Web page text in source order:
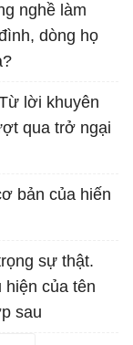
nghề làm
dòng họ
lời khuyên
qua trở ngại
bản của hiến
sự thật.
hiện của tên
sau